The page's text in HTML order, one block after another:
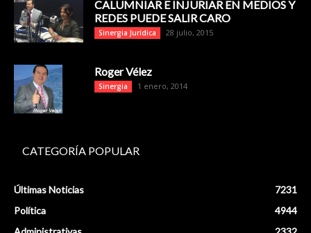
CALUMNIAR E INJURIAR EN MEDIOS Y
REDES PUEDE SALIR CARO
Sinergia Jurídica 28 julio, 2015
Roger Vélez
Sinergia 1 enero, 2014
CATEGORÍA POPULAR
Últimas Noticias
7231
Política
4944